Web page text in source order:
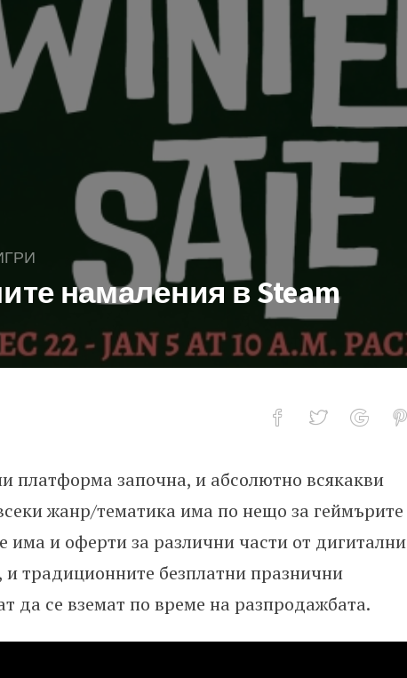
намаления в Steam
в Steam
платформа започна, и абсолютно всякакви
жанр/тематика има по нещо за геймърите
има и оферти за различни части от дигитални
и традиционните безплатни празнични
да се вземат по време на разпродажбата.